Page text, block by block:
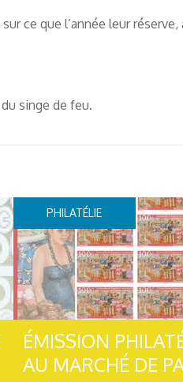
ce que l’année leur réserve,
singe de feu.
PHILATÉLIE
ÉMISSION
AU MARCHÉ DE